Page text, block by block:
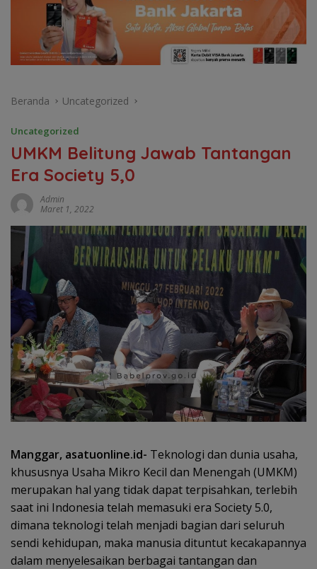
Beranda Uncategorized
Uncategorized
UMKM Belitung Jawab Tantangan
Era Society 5,0
Admin
Maret 1, 2022
Manggar, asatuonline.id- Teknologi dan dunia usaha,
khususnya Usaha Mikro Kecil dan Menengah (UMKM)
merupakan hal yang tidak dapat terpisahkan, terlebih
saat ini Indonesia telah memasuki era Society 5.0,
dimana teknologi telah menjadi bagian dari seluruh
sendi kehidupan, maka manusia dituntut kecakapannya
dalam menyelesaikan berbagai tantangan dan